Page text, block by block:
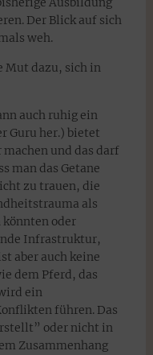
Der Blick auf sich
weh.
Mut dazu, sich in
auch ruhig ein
Guru her.) bietet
und das darf
man das Getane
zu trauen, die
als
oder
Infrastruktur,
aber auch keine
dem Pferd, das
ein
führen. Das
oder nicht in
Zusammenhang